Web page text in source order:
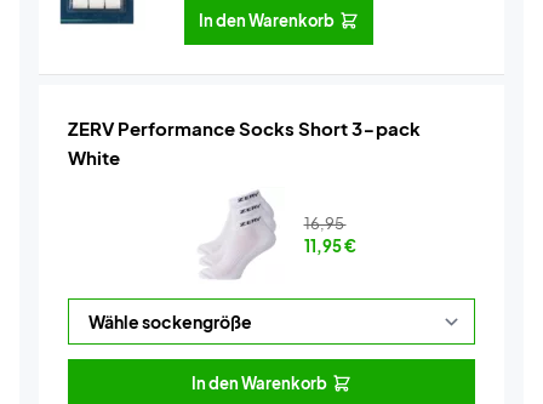
In den Warenkorb
ZERV Performance Socks Short 3-pack
White
16,95
11,95€
In den Warenkorb